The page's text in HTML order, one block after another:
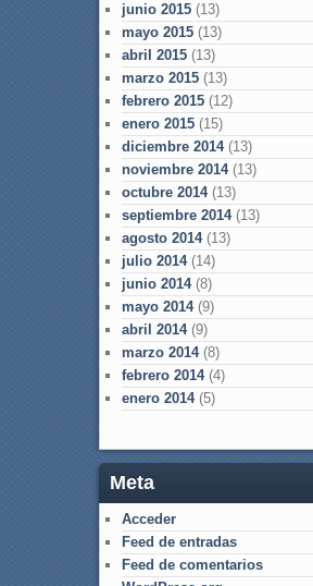
junio 2015(13)
mayo 2015(13)
abril 2015(13)
marzo 2015(13)
febrero 2015(12)
enero 2015(15)
diciembre 2014(13)
noviembre 2014(13)
octubre 2014(13)
septiembre 2014(13)
agosto 2014(13)
julio 2014(14)
junio 2014(8)
mayo 2014(9)
abril 2014(9)
marzo 2014(8)
febrero 2014(4)
enero 2014(5)
Meta
Acceder
Feed de entradas
Feed de comentarios